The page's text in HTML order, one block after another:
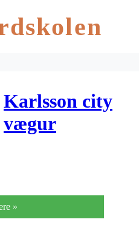
Karlsson city
vægur
»